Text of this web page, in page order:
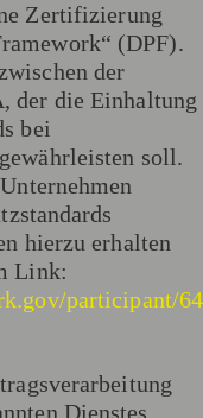
Zertifizierung
(DPF).
der
der die Einhaltung
bei
soll.
hierzu erhalten
Link:
participant/
Dienstes